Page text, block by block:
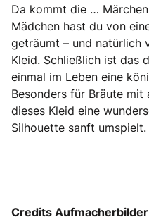
Da kommt die …
Mädchen hast du von
geträumt – und natürlich
Kleid. Schließlich ist das
einmal im Leben eine
Besonders für Bräute
dieses Kleid eine
Silhouette sanft umspielt.
Credits Aufmacherbilder